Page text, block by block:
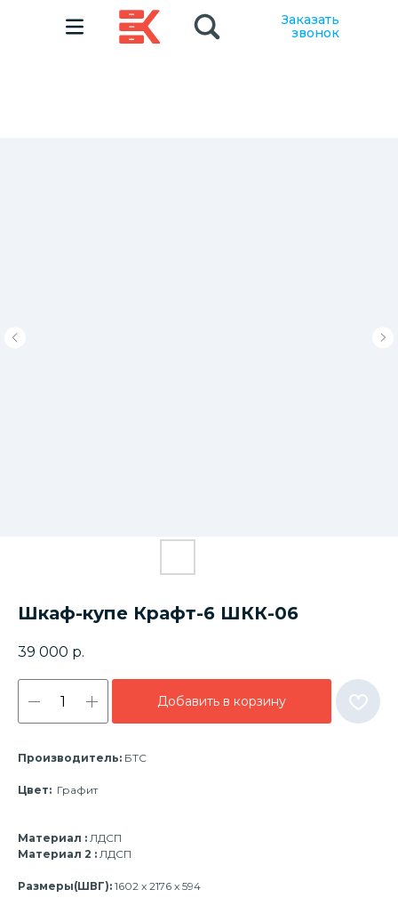
Заказать
звонок
Шкаф-купе Крафт-6 ШКК-06
39 000 р.
Добавить в корзину
Производитель: БТС
Цвет: Графит
Материал : ЛДСП
Материал 2 : ЛДСП
Размеры(ШВГ): 1602 x 2176 x 594